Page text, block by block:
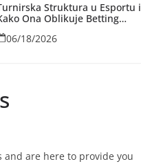
Struktura u Esportu i
Ona Oblikuje Betting
Tržišta
06/18/2026
and are here to provide you